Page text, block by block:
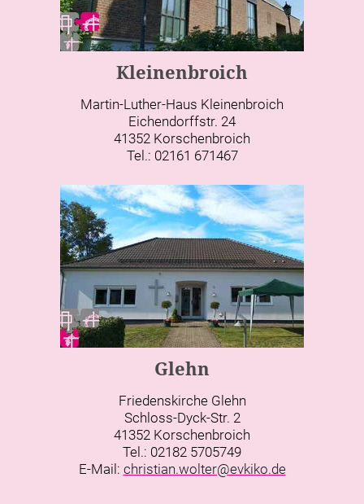
Kleinenbroich
Martin-Luther-Haus Kleinenbroich
Eichendorffstr. 24
41352 Korschenbroich
Tel.: 02161 671467
Glehn
Friedenskirche Glehn
Schloss-Dyck-Str. 2
41352 Korschenbroich
Tel.: 02182 5705749
E-Mail: christian.wolter@evkiko.de